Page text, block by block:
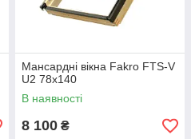
Мансардні вікна Fakro FTS-V
U2 78х140
В наявності
8 100 ₴